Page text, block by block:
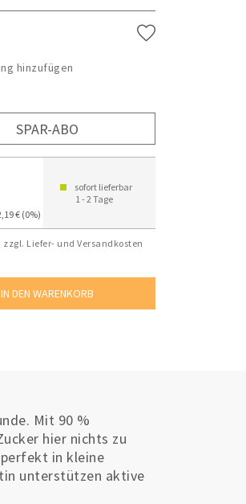
hinzufügen
SPAR-ABO
€ (0%)
sofort lieferbar
1 - 2 Tage
zzgl. Liefer- und Versandkosten
Mit 90 %
hier nichts zu
in kleine
unterstützen aktive